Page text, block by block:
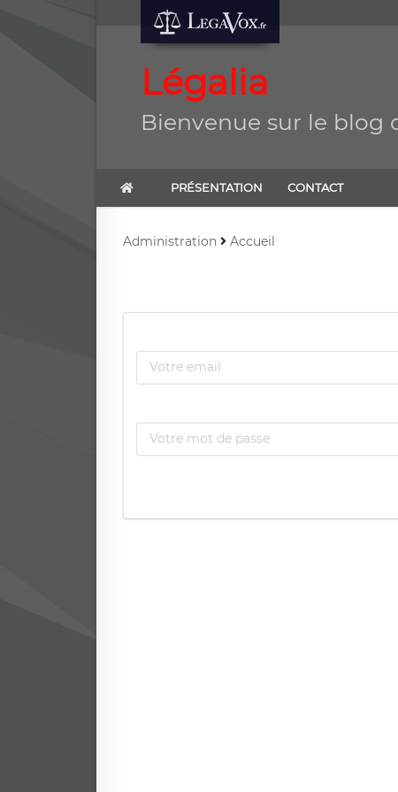
Légalia
Bienvenue sur le blog
PRÉSENTATION CONTACT
Administration Accueil